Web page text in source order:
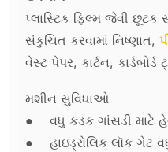
પ્લાસ્ટિક ફિલ્મ જેવી
સંકુચિત કરવામાં નિષ્ણાત,
વેસ્ટ પેપર, કાર્ટન,
મશીન સુવિધાઓ
●
વધુ કડક ગાંસડી માટે
●
હાઇડ્રોલિક લૉક ગેટ